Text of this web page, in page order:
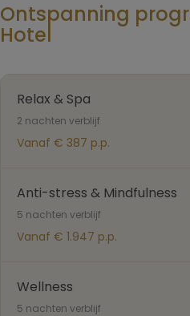
Ontspanning
Hotel
Relax & Spa
2 nachten verblijf
Vanaf € 387 p.p.
Anti-stress & Mindfulness
5 nachten verblijf
Vanaf € 1.947 p.p.
Wellness
5 nachten verblijf